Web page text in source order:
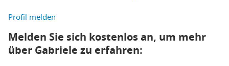
Profil melden
Melden Sie sich kostenlos an, um mehr
über Gabriele zu erfahren: